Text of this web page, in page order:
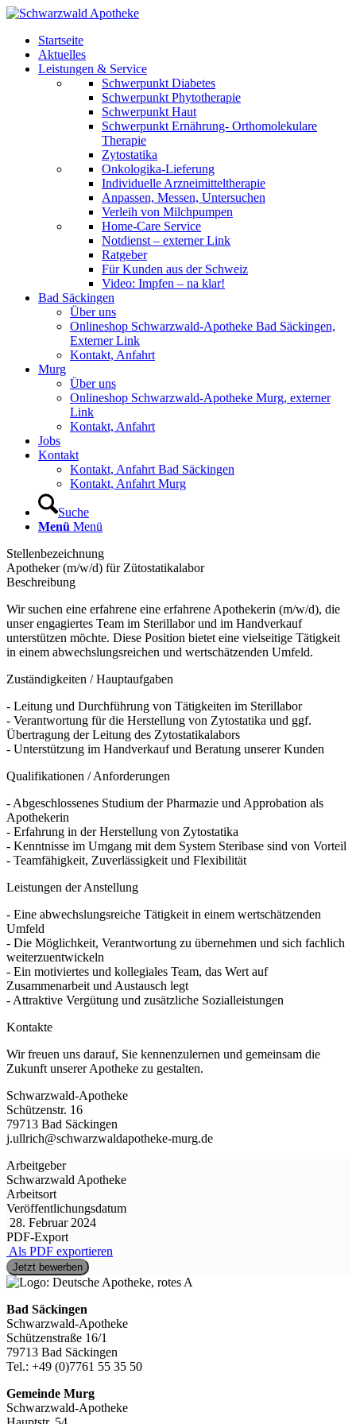
Startseite
Aktuelles
Leistungen & Service
Schwerpunkt Diabetes
Schwerpunkt Phytotherapie
Schwerpunkt Haut
Schwerpunkt Ernährung- Orthomolekulare
Therapie
Zytostatika
Onkologika-Lieferung
Individuelle Arzneimitteltherapie
Anpassen, Messen, Untersuchen
Verleih von Milchpumpen
Home-Care Service
Notdienst – externer Link
Ratgeber
Für Kunden aus der Schweiz
Video: Impfen – na klar!
Bad Säckingen
Über uns
Onlineshop Schwarzwald-Apotheke Bad Säckingen,
Externer Link
Kontakt, Anfahrt
Murg
Über uns
Onlineshop Schwarzwald-Apotheke Murg, externer
Link
Kontakt, Anfahrt
Jobs
Kontakt
Kontakt, Anfahrt Bad Säckingen
Kontakt, Anfahrt Murg
Suche
Menü Menü
Stellenbezeichnung
Apotheker (m/w/d) für Zütostatikalabor
Beschreibung
Wir suchen eine erfahrene eine erfahrene Apothekerin (m/w/d), die
unser engagiertes Team im Sterillabor und im Handverkauf
unterstützen möchte. Diese Position bietet eine vielseitige Tätigkeit
in einem abwechslungsreichen und wertschätzenden Umfeld.
Zuständigkeiten / Hauptaufgaben
- Leitung und Durchführung von Tätigkeiten im Sterillabor
- Verantwortung für die Herstellung von Zytostatika und ggf.
Übertragung der Leitung des Zytostatikalabors
- Unterstützung im Handverkauf und Beratung unserer Kunden
Qualifikationen / Anforderungen
- Abgeschlossenes Studium der Pharmazie und Approbation als
Apothekerin
- Erfahrung in der Herstellung von Zytostatika
- Kenntnisse im Umgang mit dem System Steribase sind von Vorteil
- Teamfähigkeit, Zuverlässigkeit und Flexibilität
Leistungen der Anstellung
- Eine abwechslungsreiche Tätigkeit in einem wertschätzenden
Umfeld
- Die Möglichkeit, Verantwortung zu übernehmen und sich fachlich
weiterzuentwickeln
- Ein motiviertes und kollegiales Team, das Wert auf
Zusammenarbeit und Austausch legt
- Attraktive Vergütung und zusätzliche Sozialleistungen
Kontakte
Wir freuen uns darauf, Sie kennenzulernen und gemeinsam die
Zukunft unserer Apotheke zu gestalten.
Schwarzwald-Apotheke
Schützenstr. 16
79713 Bad Säckingen
j.ullrich@schwarzwaldapotheke-murg.de
Arbeitgeber
Schwarzwald Apotheke
Arbeitsort
Veröffentlichungsdatum
28. Februar 2024
PDF-Export
Als PDF exportieren
Jetzt bewerben
Bad Säckingen
Schwarzwald-Apotheke
Schützenstraße 16/1
79713 Bad Säckingen
Tel.: +49 (0)7761 55 35 50
Gemeinde Murg
Schwarzwald-Apotheke